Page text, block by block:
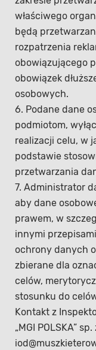
właściwego
będą
rozpatrzenia
obowiązującego
obowiązek
osobowych.
6. Podane dane
podmiotom,
realizacji celu, w
podstawie
przetwarzania
7. Administrator
aby dane
prawem, w
innymi
ochrony danych
zbierane dla
celów,
stosunku do
Kontakt z
„MGI POLSKA”